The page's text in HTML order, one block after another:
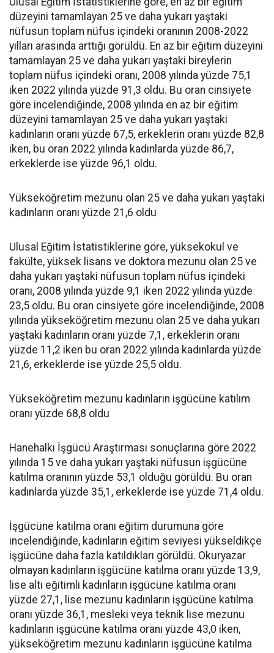
düzeyini tamamlayan 25 ve daha yukarı yaştaki
nüfusun toplam nüfus içindeki oranının 2008-2022
yılları arasında arttığı görüldü. En az bir eğitim düzeyini
tamamlayan 25 ve daha yukarı yaştaki bireylerin
toplam nüfus içindeki oranı, 2008 yılında yüzde 75,1
iken 2022 yılında yüzde 91,3 oldu. Bu oran cinsiyete
göre incelendiğinde, 2008 yılında en az bir eğitim
düzeyini tamamlayan 25 ve daha yukarı yaştaki
kadınların oranı yüzde 67,5, erkeklerin oranı yüzde 82,8
iken, bu oran 2022 yılında kadınlarda yüzde 86,7,
erkeklerde ise yüzde 96,1 oldu.
Yükseköğretim mezunu olan 25 ve daha yukarı yaştaki
kadınların oranı yüzde 21,6 oldu
Ulusal Eğitim İstatistiklerine göre, yüksekokul ve
fakülte, yüksek lisans ve doktora mezunu olan 25 ve
daha yukarı yaştaki nüfusun toplam nüfus içindeki
oranı, 2008 yılında yüzde 9,1 iken 2022 yılında yüzde
23,5 oldu. Bu oran cinsiyete göre incelendiğinde, 2008
yılında yükseköğretim mezunu olan 25 ve daha yukarı
yaştaki kadınların oranı yüzde 7,1, erkeklerin oranı
yüzde 11,2 iken bu oran 2022 yılında kadınlarda yüzde
21,6, erkeklerde ise yüzde 25,5 oldu.
Yükseköğretim mezunu kadınların işgücüne katılım
oranı yüzde 68,8 oldu
Hanehalkı İşgücü Araştırması sonuçlarına göre 2022
yılında 15 ve daha yukarı yaştaki nüfusun işgücüne
katılma oranının yüzde 53,1 olduğu görüldü. Bu oran
kadınlarda yüzde 35,1, erkeklerde ise yüzde 71,4 oldu.
İşgücüne katılma oranı eğitim durumuna göre
incelendiğinde, kadınların eğitim seviyesi yükseldikçe
işgücüne daha fazla katıldıkları görüldü. Okuryazar
olmayan kadınların işgücüne katılma oranı yüzde 13,9,
lise altı eğitimli kadınların işgücüne katılma oranı
yüzde 27,1, lise mezunu kadınların işgücüne katılma
oranı yüzde 36,1, mesleki veya teknik lise mezunu
kadınların işgücüne katılma oranı yüzde 43,0 iken,
yükseköğretim mezunu kadınların işgücüne katılma